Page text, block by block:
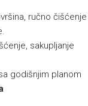
ručno čišćenje
sakupljanje
godišnjim planom